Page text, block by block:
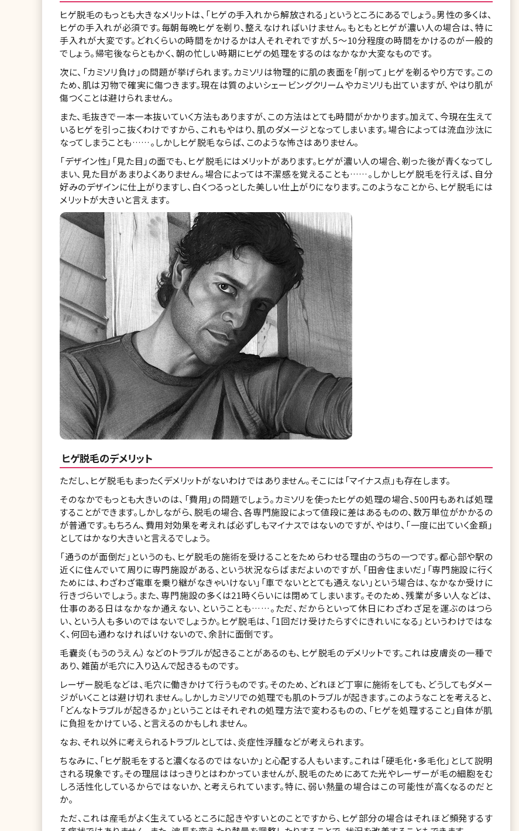
ヒゲ脱毛のもっとも大きなメリットは、「ヒゲの手入れから解放される」というところにあるでしょう。男性の多くは、
ヒゲの手入れが必須です。毎朝毎晩ヒゲを剃り、整えなければいけません。もともとヒゲが濃い人の場合は、特に
手入れが大変です。どれくらいの時間をかけるかは人それぞれですが、5～10分程度の時間をかけるのが一般的
でしょう。帰宅後ならともかく、朝の忙しい時期にヒゲの処理をするのはなかなか大変なものです。
次に、「カミソリ負け」の問題が挙げられます。カミソリは物理的に肌の表面を「削って」ヒゲを剃るやり方です。この
ため、肌は刃物で確実に傷つきます。現在は質のよいシェービングクリームやカミソリも出ていますが、やはり肌が
傷つくことは避けられません。
また、毛抜きで一本一本抜いていく方法もありますが、この方法はとても時間がかかります。加えて、今現在生えて
いるヒゲを引っこ抜くわけですから、これもやはり、肌のダメージとなってしまいます。場合によっては流血沙汰に
なってしまうことも……。しかしヒゲ脱毛ならば、このような怖さはありません。
「デザイン性」「見た目」の面でも、ヒゲ脱毛にはメリットがあります。ヒゲが濃い人の場合、剃った後が青くなってし
まい、見た目があまりよくありません。場合によっては不潔感を覚えることも……。しかしヒゲ脱毛を行えば、自分
好みのデザインに仕上がりますし、白くつるっとした美しい仕上がりになります。このようなことから、ヒゲ脱毛には
メリットが大きいと言えます。
ヒゲ脱毛のデメリット
ただし、ヒゲ脱毛もまったくデメリットがないわけではありません。そこには「マイナス点」も存在します。
そのなかでもっとも大きいのは、「費用」の問題でしょう。カミソリを使ったヒゲの処理の場合、500円もあれば処理
することができます。しかしながら、脱毛の場合、各専門施設によって値段に差はあるものの、数万単位がかかるの
が普通です。もちろん、費用対効果を考えれば必ずしもマイナスではないのですが、やはり、「一度に出ていく金額」
としてはかなり大きいと言えるでしょう。
「通うのが面倒だ」というのも、ヒゲ脱毛の施術を受けることをためらわせる理由のうちの一つです。都心部や駅の
近くに住んでいて周りに専門施設がある、という状況ならばまだよいのですが、「田舎住まいだ」「専門施設に行く
ためには、わざわざ電車を乗り継がなきゃいけない」「車でないととても通えない」という場合は、なかなか受けに
行きづらいでしょう。また、専門施設の多くは21時くらいには閉めてしまいます。そのため、残業が多い人などは、
仕事のある日はなかなか通えない、ということも……。ただ、だからといって休日にわざわざ足を運ぶのはつら
い、という人も多いのではないでしょうか。ヒゲ脱毛は、「1回だけ受けたらすぐにきれいになる」というわけではな
く、何回も通わなければいけないので、余計に面倒です。
毛嚢炎（もうのうえん）などのトラブルが起きることがあるのも、ヒゲ脱毛のデメリットです。これは皮膚炎の一種で
あり、雑菌が毛穴に入り込んで起きるものです。
レーザー脱毛などは、毛穴に働きかけて行うものです。そのため、どれほど丁寧に施術をしても、どうしてもダメー
ジがいくことは避け切れません。しかしカミソリでの処理でも肌のトラブルが起きます。このようなことを考えると、
「どんなトラブルが起きるか」ということはそれぞれの処理方法で変わるものの、「ヒゲを処理すること」自体が肌
に負担をかけている、と言えるのかもしれません。
なお、それ以外に考えられるトラブルとしては、炎症性浮腫などが考えられます。
ちなみに、「ヒゲ脱毛をすると濃くなるのではないか」と心配する人もいます。これは「硬毛化・多毛化」として説明
される現象です。その理屈ははっきりとはわかっていませんが、脱毛のためにあてた光やレーザーが毛の細胞をむ
しろ活性化しているからではないか、と考えられています。特に、弱い熱量の場合はこの可能性が高くなるのだと
か。
ただ、これは産毛がよく生えているところに起きやすいとのことですから、ヒゲ部分の場合はそれほど頻発するす